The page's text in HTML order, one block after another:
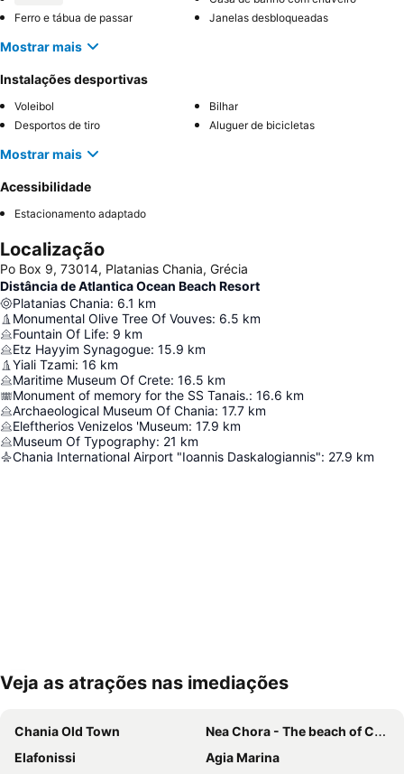
Ferro e tábua de passar
Janelas desbloqueadas
Mostrar mais
Instalações desportivas
Voleibol
Bilhar
Desportos de tiro
Aluguer de bicicletas
Mostrar mais
Acessibilidade
Estacionamento adaptado
Localização
Po Box 9, 73014, Platanias Chania, Grécia
Distância de Atlantica Ocean Beach Resort
Platanias Chania: 6.1 km
Monumental Olive Tree Of Vouves: 6.5 km
Fountain Of Life: 9 km
Etz Hayyim Synagogue: 15.9 km
Yiali Tzami: 16 km
Maritime Museum Of Crete: 16.5 km
Monument of memory for the SS Tanais.: 16.6 km
Archaeological Museum Of Chania: 17.7 km
Eleftherios Venizelos 'Museum: 17.9 km
Museum Of Typography: 21 km
Chania International Airport "Ioannis Daskalogiannis": 27.9 km
Ampliar mapa
Veja as atrações nas imediações
Chania Old Town
Nea Chora - The beach of Chania
Elafonissi
Agia Marina